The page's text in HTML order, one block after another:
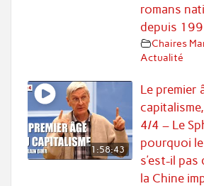
romans
depuis
Chaires
Actualité
1:58:43
Le premier
4/4 – Le
pourquoi
s’est-il
la Chine